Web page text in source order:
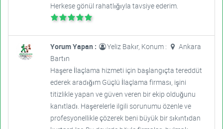
Herkese gönül rahatlığıyla tavsiye ederim.
Yorum Yapan : Yeliz Bakır, Konum :
Ankara
Bartın
Haşere İlaçlama hizmeti için başlangıçta tereddüt
ederek aradığım Güçlü İlaçlama firması, işini
titizlikle yapan ve güven veren bir ekip olduğunu
kanıtladı. Haşerelerle ilgili sorunumu özenle ve
profesyonellikle çözerek beni büyük bir sıkıntıdan